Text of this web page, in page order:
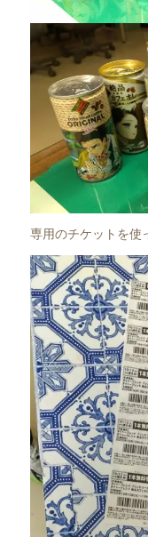
専用のチケットを使